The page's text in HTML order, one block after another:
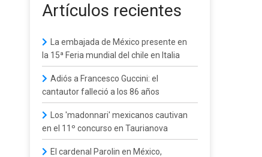
Artículos recientes
La embajada de México presente en
la 15ª Feria mundial del chile en Italia
Adiós a Francesco Guccini: el
cantautor falleció a los 86 años
Los 'madonnari' mexicanos cautivan
en el 11º concurso en Taurianova
El cardenal Parolin en México,